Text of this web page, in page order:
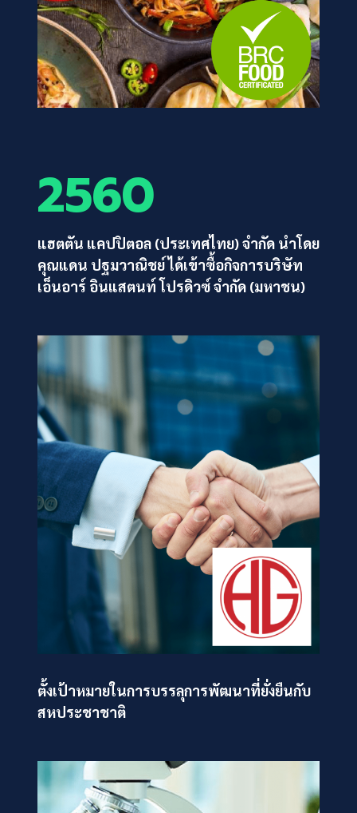
2560
แฮตตัน แคปปิตอล (ประเทศไทย) จำกัด นำโดย
คุณแดน ปฐมวาณิชย์ ได้เข้าซื้อกิจการบริษัท
เอ็นอาร์ อินแสตนท์ โปรดิวซ์ จำกัด (มหาชน)
ตั้งเป้าหมายในการบรรลุการพัฒนาที่ยั่งยืนกับ
สหประชาชาติ